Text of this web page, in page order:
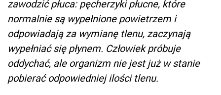
zawodzić płuca: pęcherzyki płucne, które
normalnie są wypełnione powietrzem i
odpowiadają za wymianę tlenu, zaczynają
wypełniać się płynem. Człowiek próbuje
oddychać, ale organizm nie jest już w stanie
pobierać odpowiedniej ilości tlenu.